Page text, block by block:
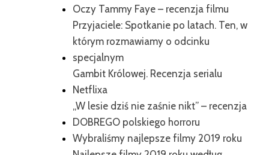
Oczy Tammy Faye – recenzja filmu
Przyjaciele: Spotkanie po latach. Ten, w
którym rozmawiamy o odcinku
specjalnym
Gambit Królowej. Recenzja serialu
Netflixa
„W lesie dziś nie zaśnie nikt” – recenzja
DOBREGO polskiego horroru
Wybraliśmy najlepsze filmy 2019 roku